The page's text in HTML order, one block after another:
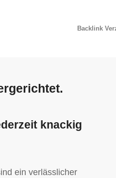
Backlink
knackig
ein verlässlicher